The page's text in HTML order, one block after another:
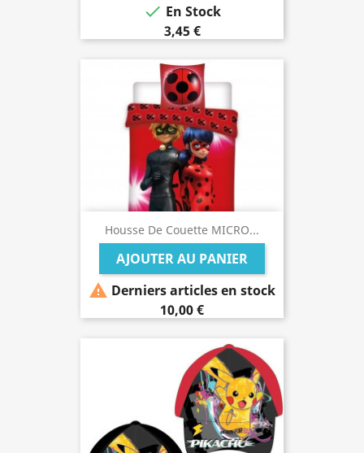
 En Stock
3,45 €
Housse De Couette MICRO...
AJOUTER AU PANIER
 Derniers articles en stock
10,00 €